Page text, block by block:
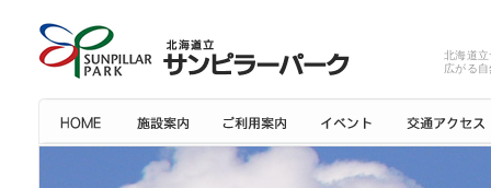
北海道
広がる